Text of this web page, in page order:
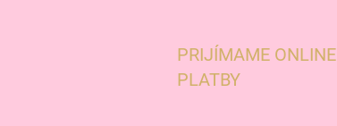
PRIJÍMAME ONLINE
PLATBY